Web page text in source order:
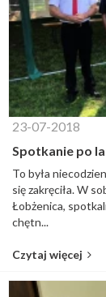
23-07-2018
Spotkanie po
To była
się zakręciła. W
Łobżenica,
chętn...
Czytaj więcej